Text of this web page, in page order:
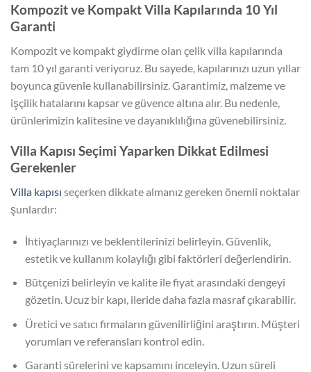
Kompozit ve Kompakt Villa Kapılarında 10 Yıl
Garanti
Kompozit ve kompakt giydirme olan çelik villa kapılarında
tam 10 yıl garanti veriyoruz. Bu sayede, kapılarınızı uzun yıllar
boyunca güvenle kullanabilirsiniz. Garantimiz, malzeme ve
işçilik hatalarını kapsar ve güvence altına alır. Bu nedenle,
ürünlerimizin kalitesine ve dayanıklılığına güvenebilirsiniz.
Villa Kapısı Seçimi Yaparken Dikkat Edilmesi
Gerekenler
Villa kapısı seçerken dikkate almanız gereken önemli noktalar
şunlardır:
İhtiyaçlarınızı ve beklentilerinizi belirleyin. Güvenlik,
estetik ve kullanım kolaylığı gibi faktörleri değerlendirin.
Bütçenizi belirleyin ve kalite ile fiyat arasındaki dengeyi
gözetin. Ucuz bir kapı, ileride daha fazla masraf çıkarabilir.
Üretici ve satıcı firmaların güvenilirliğini araştırın. Müşteri
yorumları ve referansları kontrol edin.
Garanti sürelerini ve kapsamını inceleyin. Uzun süreli